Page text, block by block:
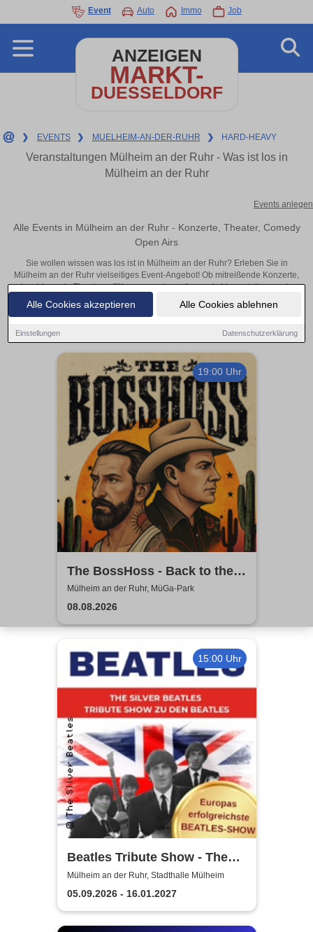
Alle Cookies akzeptieren Alle Cookies ablehnen
Einstellungen Datenschutzerklärung
Event Auto Immo Job
ANZEIGEN
MARKT-
DUESSELDORF
❯ EVENTS ❯ MUELHEIM-AN-DER-RUHR ❯ HARD-HEAVY
Veranstaltungen Mülheim an der Ruhr - Was ist los in
Mülheim an der Ruhr
Events anlegen
Alle Events in Mülheim an der Ruhr - Konzerte, Theater, Comedy
Open Airs
Sie wollen wissen was los ist in Mülheim an der Ruhr? Erleben Sie in
Mülheim an der Ruhr vielseitiges Event-Angebot! Ob mitreißende Konzerte,
inspirierende Theateraufführungen oder aufregende Veranstaltungen in
Mülheim an der Ruhr – hier finden alles im Überblick und Tickets.
19:00 Uhr
The BossHoss - Back to the
Boots - LIVE - Summer 2026
Mülheim an der Ruhr, MüGa-Park
08.08.2026
15:00 Uhr
Beatles Tribute Show - The
Silver Beatles
Mülheim an der Ruhr, Stadthalle Mülheim
05.09.2026 - 16.01.2027